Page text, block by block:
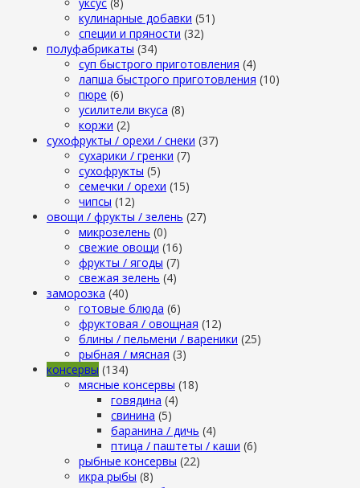
кулинарные добавки (51)
специи и пряности (32)
полуфабрикаты (34)
суп быстрого приготовления (4)
лапша быстрого приготовления (10)
пюре (6)
усилители вкуса (8)
коржи (2)
сухофрукты / орехи / снеки (37)
сухарики / гренки (7)
сухофрукты (5)
семечки / орехи (15)
чипсы (12)
овощи / фрукты / зелень (27)
микрозелень (0)
свежие овощи (16)
фрукты / ягоды (7)
свежая зелень (4)
заморозка (40)
готовые блюда (6)
фруктовая / овощная (12)
блины / пельмени / вареники (25)
рыбная / мясная (3)
консервы (134)
мясные консервы (18)
говядина (4)
свинина (5)
баранина / дичь (4)
птица / паштеты / каши (6)
рыбные консервы (22)
икра рыбы (8)